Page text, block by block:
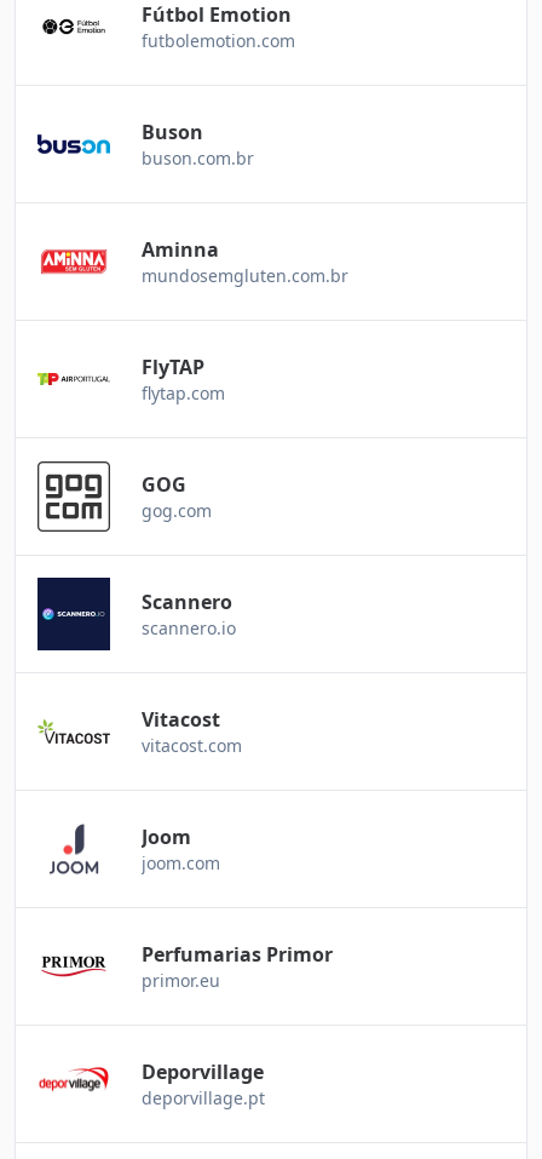
Fútbol Emotion
futbolemotion.com
Buson
buson.com.br
Aminna
mundosemgluten.com.br
FlyTAP
flytap.com
GOG
gog.com
Scannero
scannero.io
Vitacost
vitacost.com
Joom
joom.com
Perfumarias Primor
primor.eu
Deporvillage
deporvillage.pt